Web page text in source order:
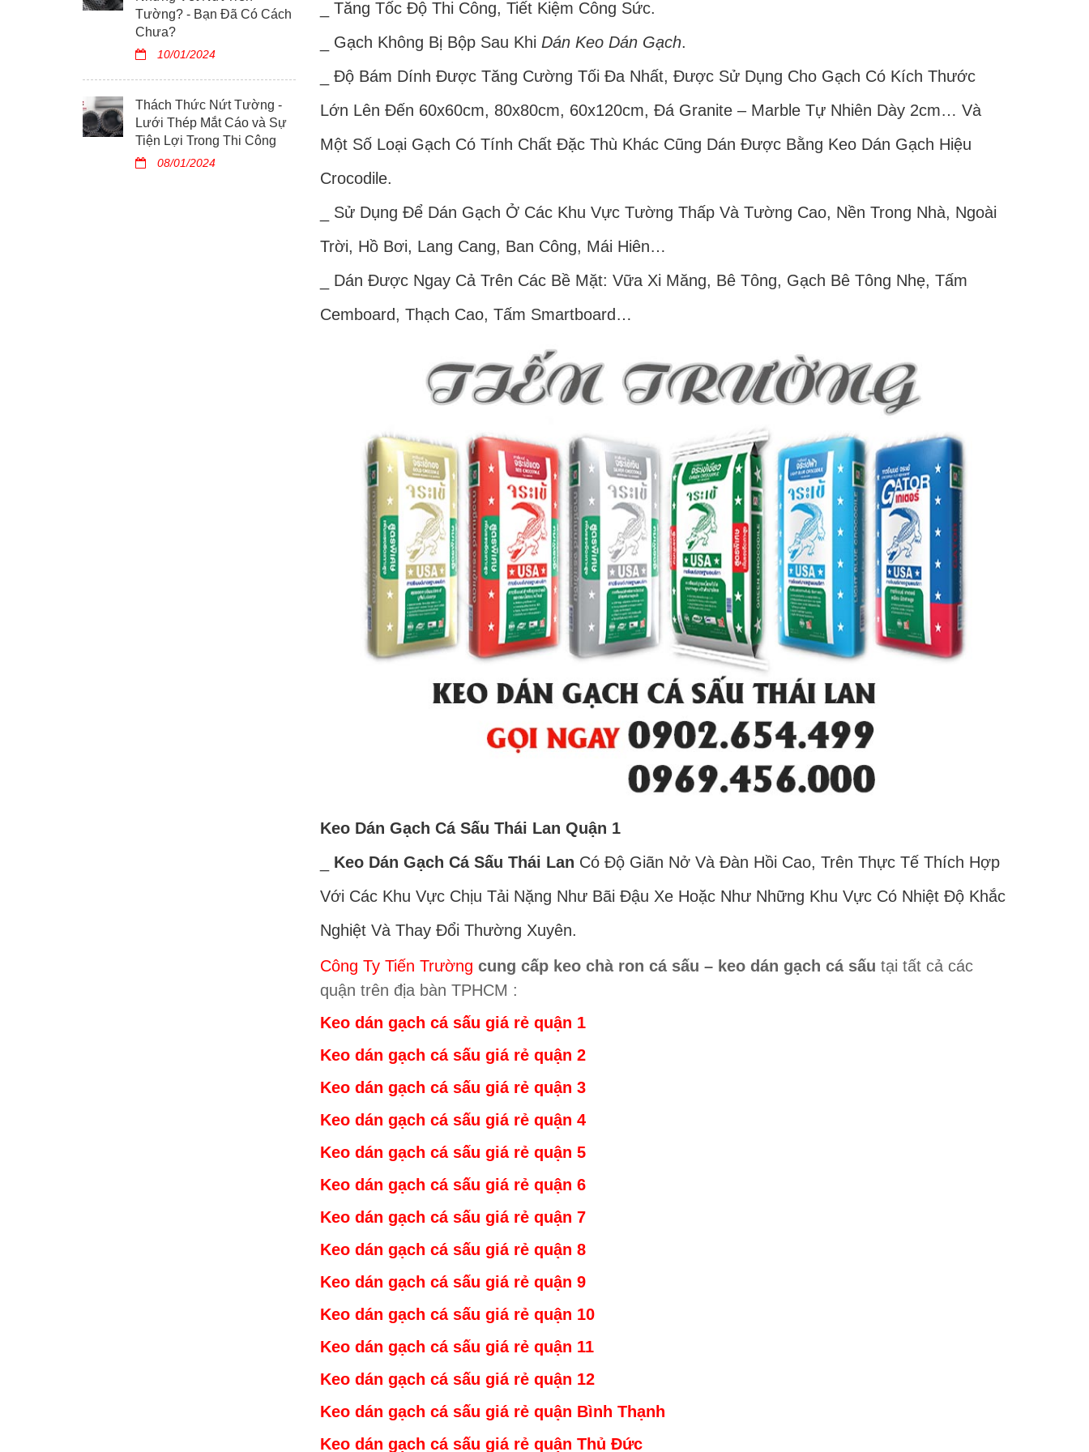
_ Tăng Tốc Độ Thi Công, Tiết Kiệm Công Sức.
_ Gạch Không Bị Bộp Sau Khi Dán Keo Dán Gạch.
_ Độ Bám Dính Được Tăng Cường Tối Đa Nhất, Được Sử Dụng Cho Gạch Có Kích Thước
Lớn Lên Đến 60x60cm, 80x80cm, 60x120cm, Đá Granite – Marble Tự Nhiên Dày 2cm… Và
Một Số Loại Gạch Có Tính Chất Đặc Thù Khác Cũng Dán Được Bằng Keo Dán Gạch Hiệu
Crocodile.
_ Sử Dụng Để Dán Gạch Ở Các Khu Vực Tường Thấp Và Tường Cao, Nền Trong Nhà, Ngoài
Trời, Hồ Bơi, Lang Cang, Ban Công, Mái Hiên…
_ Dán Được Ngay Cả Trên Các Bề Mặt: Vữa Xi Măng, Bê Tông, Gạch Bê Tông Nhẹ, Tấm
Cemboard, Thạch Cao, Tấm Smartboard…
Keo Dán Gạch Cá Sấu Thái Lan Quận 1
Keo Dán Gạch Cá Sấu Thái Lan Có Độ Giãn Nở Và Đàn Hồi Cao, Trên Thực Tế Thích Hợp
Với Các Khu Vực Chịu Tải Nặng Như Bãi Đậu Xe Hoặc Như Những Khu Vực Có Nhiệt Độ Khắc
Nghiệt Và Thay Đổi Thường Xuyên.
Công Ty Tiến Trường cung cấp keo chà ron cá sấu – keo dán gạch cá sấu tại tất cả các
quận trên địa bàn TPHCM :
Keo dán gạch cá sấu giá rẻ quận 1
Keo dán gạch cá sấu giá rẻ quận 2
Keo dán gạch cá sấu giá rẻ quận 3
Keo dán gạch cá sấu giá rẻ quận 4
Keo dán gạch cá sấu giá rẻ quận 5
Keo dán gạch cá sấu giá rẻ quận 6
Keo dán gạch cá sấu giá rẻ quận 7
Keo dán gạch cá sấu giá rẻ quận 8
Keo dán gạch cá sấu giá rẻ quận 9
Keo dán gạch cá sấu giá rẻ quận 10
Keo dán gạch cá sấu giá rẻ quận 11
Keo dán gạch cá sấu giá rẻ quận 12
Keo dán gạch cá sấu giá rẻ quận Bình Thạnh
Keo dán gạch cá sấu giá rẻ quận Thủ Đức
Tường? - Bạn Đã Có Cách
Chưa?
10/01/2024
Thách Thức Nứt Tường -
Lưới Thép Mắt Cáo và Sự
Tiện Lợi Trong Thi Công
08/01/2024